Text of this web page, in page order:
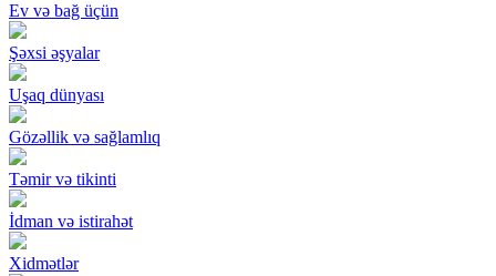
Ev və bağ üçün
Şəxsi əşyalar
Uşaq dünyası
Gözəllik və sağlamlıq
Təmir və tikinti
İdman və istirahət
Xidmətlər